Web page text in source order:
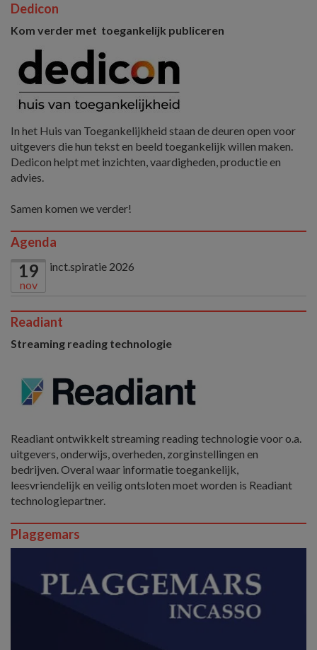
Dedicon
Kom verder met toegankelijk publiceren
In het Huis van Toegankelijkheid staan de deuren open voor
uitgevers die hun tekst en beeld toegankelijk willen maken.
Dedicon helpt met inzichten, vaardigheden, productie en
advies.
Samen komen we verder!
Agenda
19
nov
inct.spiratie 2026
Readiant
Streaming reading technologie
Readiant ontwikkelt streaming reading technologie voor o.a.
uitgevers, onderwijs, overheden, zorginstellingen en
bedrijven. Overal waar informatie toegankelijk,
leesvriendelijk en veilig ontsloten moet worden is Readiant
technologiepartner.
Plaggemars